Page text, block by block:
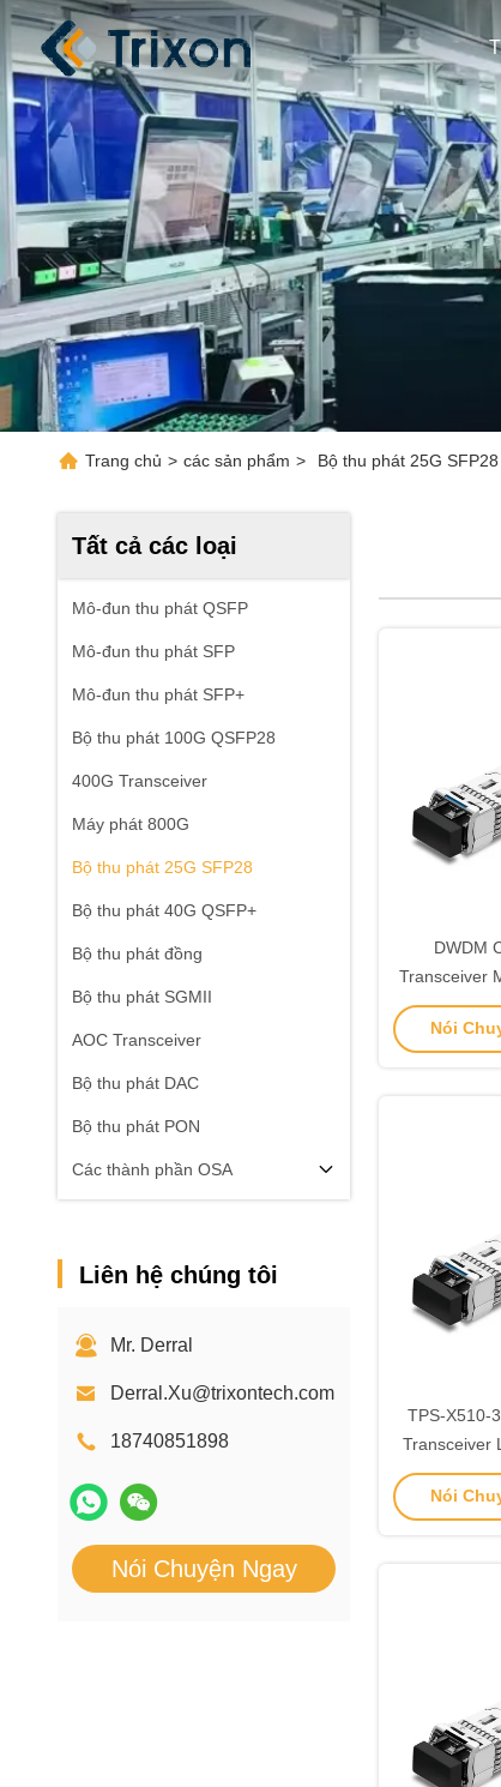
Trang chủ > các sản phẩm > Bộ thu phát 25G
Tất cả các loại
Mô-đun thu phát QSFP
Mô-đun thu phát SFP
Mô-đun thu phát SFP+
Bộ thu phát 100G QSFP28
400G Transceiver
Máy phát 800G
Bộ thu phát 25G SFP28
Bộ thu phát 40G QSFP+
Bộ thu phát đồng
Bộ thu phát SGMII
AOC Transceiver
Bộ thu phát DAC
Bộ thu phát PON
Các thành phần OSA
Liên hệ chúng tôi
Mr. Derral
Derral.Xu@trixontech.com
18740851898
Nói Chuyện Ngay
DWDM
Transceiver
Nói
TPS-X510-
Transceiver
DFB
Nói